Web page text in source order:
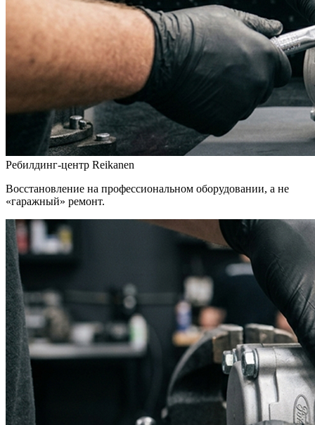
Ребилдинг-центр Reikanen
Восстановление на профессиональном оборудовании, а не
«гаражный» ремонт.